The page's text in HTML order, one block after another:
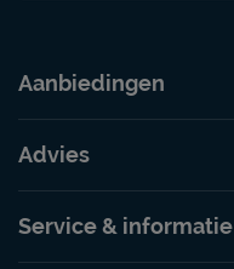
Aanbiedingen
Advies
Service & informatie